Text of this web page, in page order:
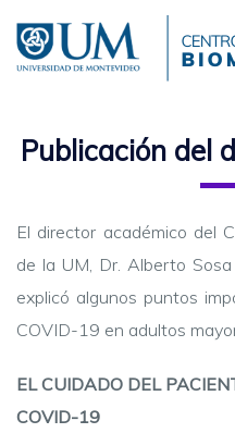
contenido
principal
Publicación del
El director académico del
de la UM, Dr. Alberto
explicó algunos puntos
COVID-19 en adultos
EL CUIDADO DEL
COVID-19